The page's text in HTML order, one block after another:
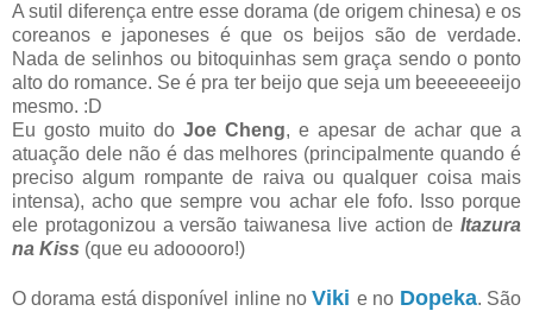
A sutil diferença entre esse dorama (de origem chinesa) e os
coreanos e japoneses é que os beijos são de verdade.
Nada de selinhos ou bitoquinhas sem graça sendo o ponto
alto do romance. Se é pra ter beijo que seja um beeeeeeeijo
mesmo. :D
Eu gosto muito do Joe Cheng, e apesar de achar que a
atuação dele não é das melhores (principalmente quando é
preciso algum rompante de raiva ou qualquer coisa mais
intensa), acho que sempre vou achar ele fofo. Isso porque
ele protagonizou a versão taiwanesa live action de Itazura
na Kiss (que eu adooooro!)
O dorama está disponível inline noViki e no Dopeka. São